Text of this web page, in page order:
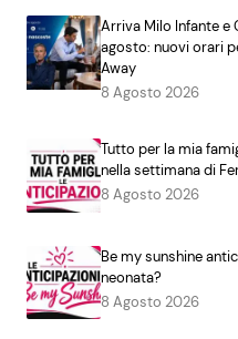
Arriva Milo Infante e
agosto: nuovi orari
Away
8 Agosto 2026
Tutto per la mia
nella settimana di
8 Agosto 2026
Be my sunshine
neonata?
8 Agosto 2026